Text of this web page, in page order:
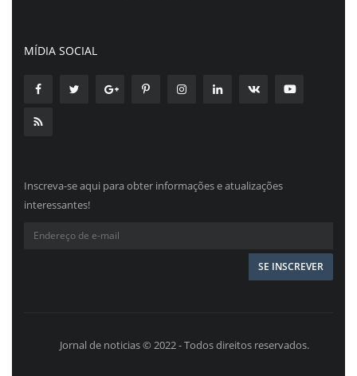
MÍDIA SOCIAL
Inscreva-se aqui para obter informações e atualizações
interessantes!
Jornal de noticias © 2022 - Todos direitos reservados.